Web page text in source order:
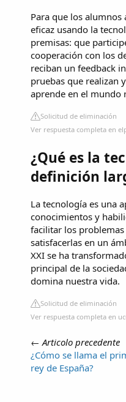
Para que los
eficaz usando la
premisas: que
cooperación con los
reciban un feedback
pruebas que realizan
aprende en el mundo
Solicitud de eliminación
Ver respuesta completa en
¿Qué es la
definición
La tecnología es una
conocimientos y
facilitar los
satisfacerlas en un
XXI se ha
principal de la
domina nuestra vida.
Solicitud de eliminación
Ver respuesta completa en
← Articolo precedente
¿Cómo se llama el
rey de España?